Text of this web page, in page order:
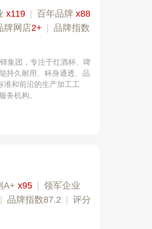
x119 百年品牌 x88
牌网店2+
品牌指数
集团，专注于红酒杯、啤
持久耐用、杯身通透、品
准和前沿的生产加工工
务机构。
A+ x95
领军企业
品牌指数87.2
评分